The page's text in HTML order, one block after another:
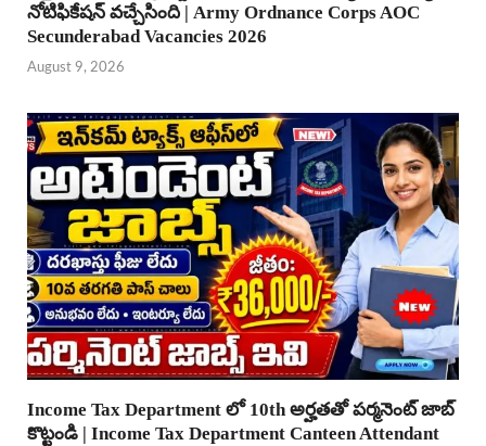
నోటిఫికేషన్ వచ్చేసింది | Army Ordnance Corps AOC
Secunderabad Vacancies 2026
August 9, 2026
Income Tax Department లో 10th అర్హతతో పర్మనెంట్ జాబ్
కొట్టండి | Income Tax Department Canteen Attendant